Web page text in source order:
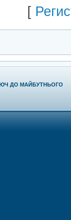
[
ДО МАЙБУТНЬОГО